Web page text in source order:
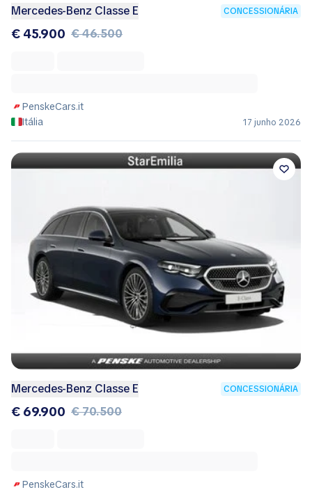
Mercedes-Benz Classe E CONCESSIONÁRIA
€ 45.900 € 46.500
PenskeCars.it
Itália
17 junho 2026
Mercedes-Benz Classe E CONCESSIONÁRIA
€ 69.900 € 70.500
PenskeCars.it